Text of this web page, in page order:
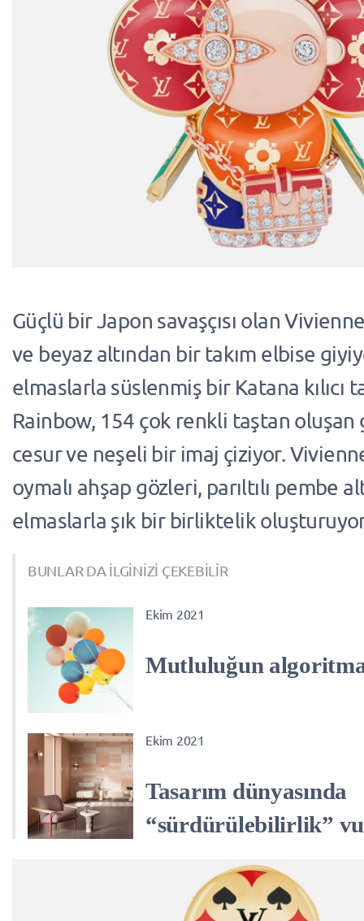
Güçlü bir Japon savaşçısı olan
ve beyaz altından bir takım elbise
elmaslarla süslenmiş bir Katana kılıcı
Rainbow, 154 çok renkli taştan
cesur ve neşeli bir imaj çiziyor.
oymalı ahşap gözleri, parıltılı pembe
elmaslarla şık bir birliktelik
BUNLAR DA İLGİNİZİ ÇEKEBİLİR
Ekim 2021
Mutluluğun
Ekim 2021
Tasarım dünyasında
“sürdürülebilirlik”